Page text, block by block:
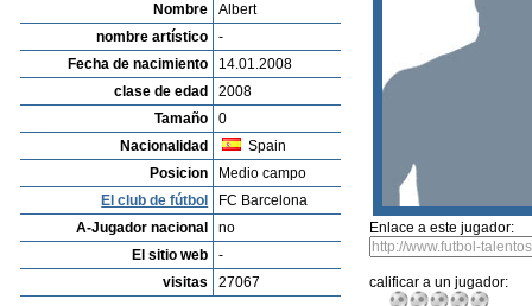
Nombre
Albert
nombre artístico
-
Fecha de nacimiento
14.01.2008
clase de edad
2008
Tamaño
0
Nacionalidad
Spain
Posicion
Medio campo
El club de fútbol
FC Barcelona
A-Jugador nacional
no
El sitio web
-
visitas
27067
Enlace a este jugador:
calificar a un jugador: